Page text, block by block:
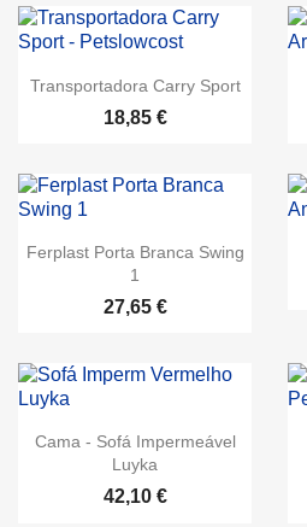
Transportadora Carry Sport
18,85 €
Ferplast Porta Branca Swing
1
27,65 €
Cama - Sofá Impermeável
Luyka
42,10 €